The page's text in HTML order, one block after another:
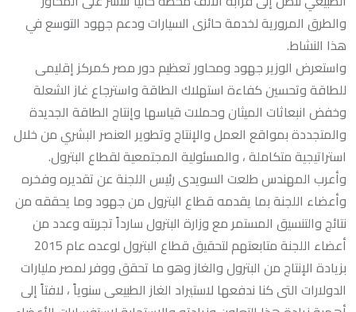
والطرق المرورية لخدمة حائزى السيارات ودعم جهود التوسع في
هذا النشاط.
واستعرض الوزير جهود ومحاور تعظيم دور مصر كمركز إقليمى
للطاقة وتحسين كفاءة استهلاك الطاقة واسترجاع غاز الشعلة
وخفض انبعاثات الميثان وحملات قياسها وإنتاج الطاقة الجديدة
والمتجددة بمواقع العمل والإنتاج وتطوير العنصر البشري من خلال
استراتيجية متكاملة ، والمسئولية المجتمعية لقطاع البترول.
وأعرب المهندس طلعت السويدى رئيس اللجنة عن تقديره وفخره
وأعضاء اللجنة بما يقدمه قطاع البترول من جهود وما يحققه من
نتائج والتنسيق المستمر مع وزارة البترول سارداً تجربته وعدد من
أعضاء اللجنة متابعتهم لتحقيق قطاع البترول لوعده عام 2015
بزيادة الإنتاج من البترول والغاز وهو ما تحقق ووفر لمصر مليارات
الدولارات التى كنا ندفعها لاستيراد الغاز الطبيعى سنوياً ، لافتاً إلى